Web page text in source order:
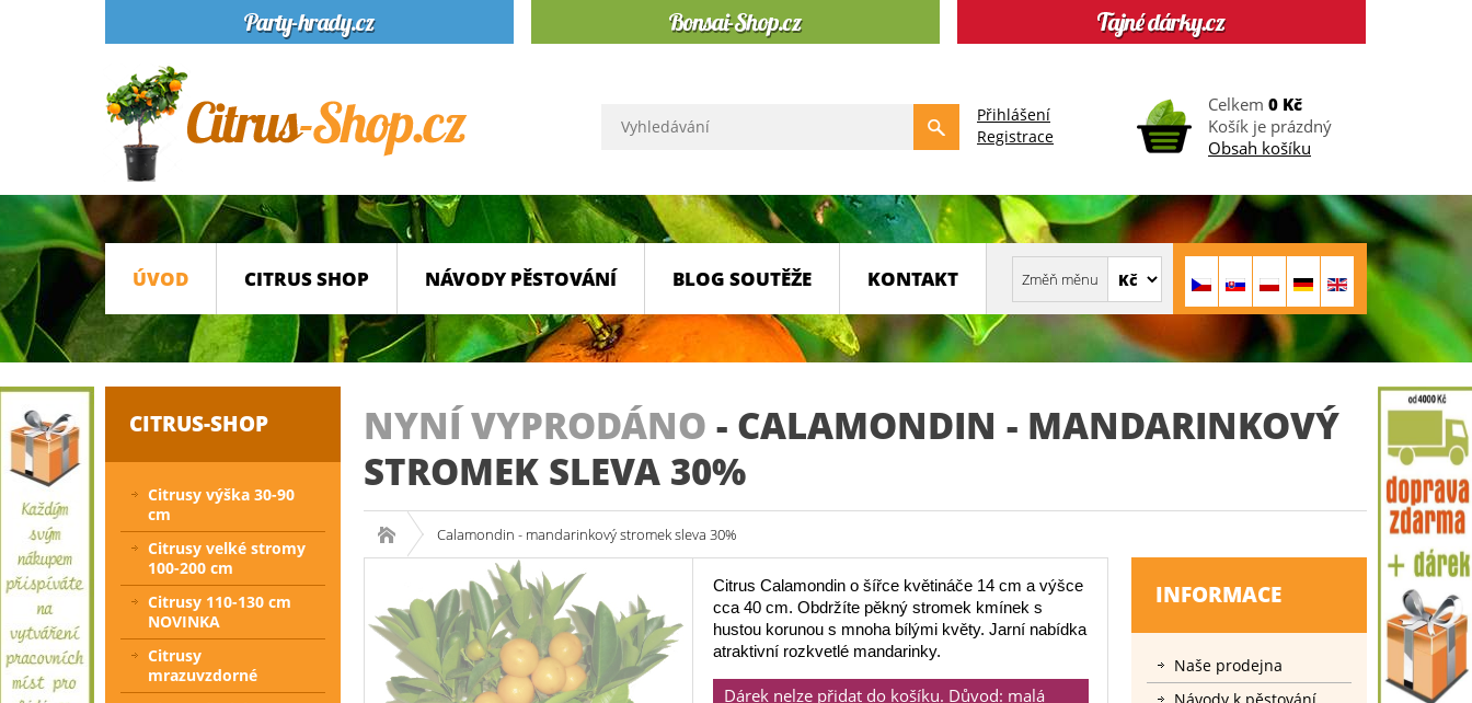
Přihlášení
Registrace
Celkem 0 Kč
Košík je prázdný
Obsah košíku
ÚVOD CITRUS SHOP NÁVODY PĚSTOVÁNÍ BLOG SOUTĚŽE KONTAKT
NYNÍ VYPRODÁNO - CALAMONDIN - MANDARINKOVÝ
STROMEK SLEVA 30%
Calamondin - mandarinkový stromek sleva 30%
Citrus Calamondin o šířce květináče 14 cm a výšce
cca 40 cm. Obdržíte pěkný stromek kmínek s
hustou korunou s mnoha bílými květy. Jarní nabídka
atraktivní rozkvetlé mandarinky.
Dárek nelze přidat do košíku. Důvod: malá
INFORMACE
Naše prodejna
CITRUS-SHOP
Citrusy výška 30-90
cm
Citrusy velké stromy
100-200 cm
Citrusy 110-130 cm
NOVINKA
Citrusy
mrazuvzdorné